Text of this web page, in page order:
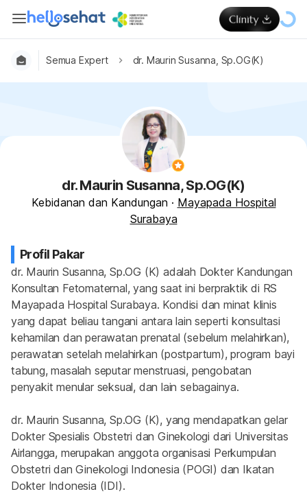
Semua Expert dr. Maurin Susanna, Sp.OG(K)
dr. Maurin Susanna, Sp.OG(K)
Kebidanan dan Kandungan · Mayapada Hospital
Surabaya
Profil Pakar
dr. Maurin Susanna, Sp.OG (K) adalah Dokter Kandungan
Konsultan Fetomaternal, yang saat ini berpraktik di RS
Mayapada Hospital Surabaya. Kondisi dan minat klinis
yang dapat beliau tangani antara lain seperti konsultasi
kehamilan dan perawatan prenatal (sebelum melahirkan),
perawatan setelah melahirkan (postpartum), program bayi
tabung, masalah seputar menstruasi, pengobatan
penyakit menular seksual, dan lain sebagainya.
dr. Maurin Susanna, Sp.OG (K), yang mendapatkan gelar
Dokter Spesialis Obstetri dan Ginekologi dari Universitas
Airlangga, merupakan anggota organisasi Perkumpulan
Obstetri dan Ginekologi Indonesia (POGI) dan Ikatan
Dokter Indonesia (IDI).